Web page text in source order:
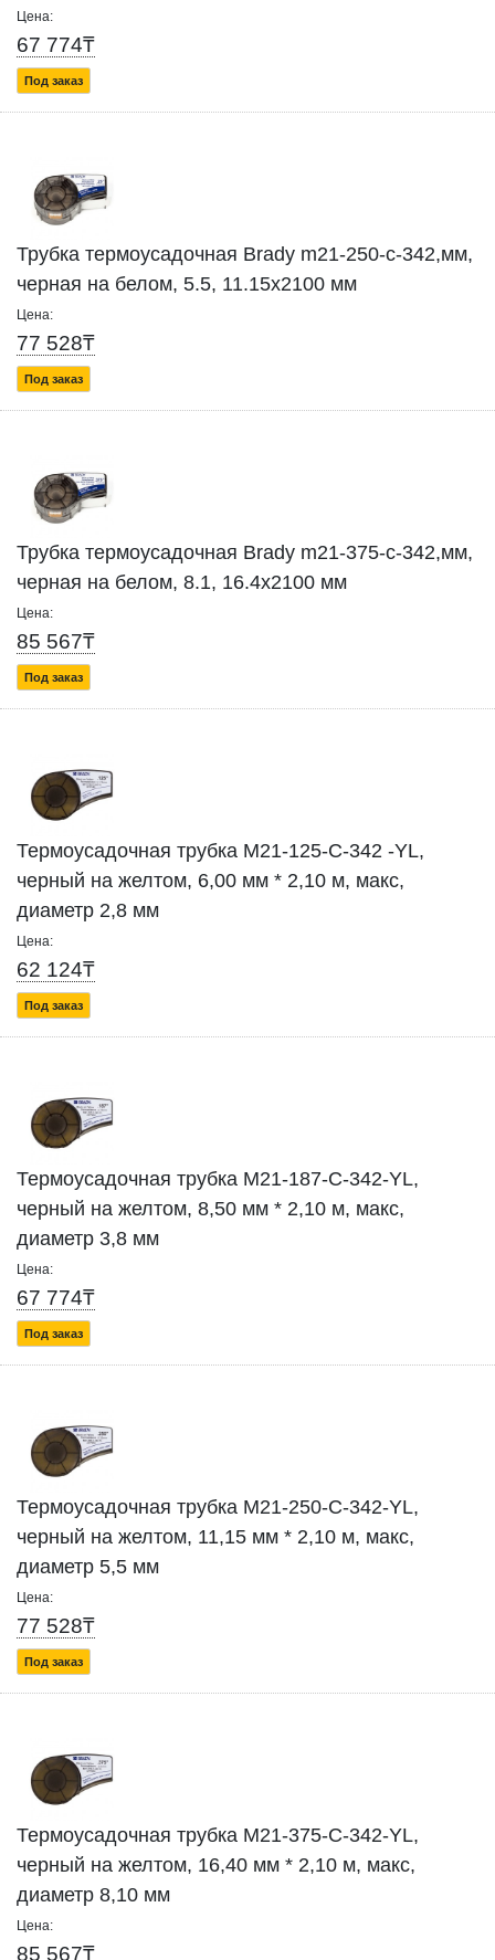
Цена:
67 774₸
Под заказ
Трубка термоусадочная Brady m21-250-c-342,мм,
черная на белом, 5.5, 11.15x2100 мм
Цена:
77 528₸
Под заказ
Трубка термоусадочная Brady m21-375-c-342,мм,
черная на белом, 8.1, 16.4x2100 мм
Цена:
85 567₸
Под заказ
Термоусадочная трубка M21-125-C-342 -YL,
черный на желтом, 6,00 мм * 2,10 м, макс,
диаметр 2,8 мм
Цена:
62 124₸
Под заказ
Термоусадочная трубка M21-187-C-342-YL,
черный на желтом, 8,50 мм * 2,10 м, макс,
диаметр 3,8 мм
Цена:
67 774₸
Под заказ
Термоусадочная трубка M21-250-C-342-YL,
черный на желтом, 11,15 мм * 2,10 м, макс,
диаметр 5,5 мм
Цена:
77 528₸
Под заказ
Термоусадочная трубка M21-375-C-342-YL,
черный на желтом, 16,40 мм * 2,10 м, макс,
диаметр 8,10 мм
Цена:
85 567₸